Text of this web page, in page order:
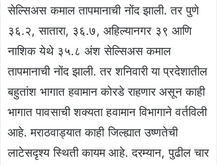
सेल्सिअस कमाल तापमानाची नोंद झाली. तर पुणे
३६.२, सातारा, ३६.७, अहिल्यानगर ३९ आणि
नाशिक येथे ३५.८ अंश सेल्सिअस कमाल
तापमानाची नोंद झाली. तर शनिवारी या प्रदेशातील
बहुतांश भागात हवामान कोरडे राहणार असून काही
भागात पावसाची शक्यता हवामान विभागाने वर्तविली
आहे. मराठवाड्यात काही जिल्ह्यात उष्णतेची
लाटेसदृश्य स्थिती कायम आहे. दरम्यान, पुढील चार